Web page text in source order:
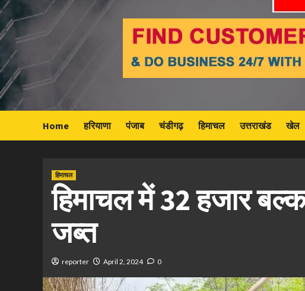
Home हरियाणा पंजाब चंडीगढ़ हिमाचल उत्तराखंड खेल
हिमाचल
हिमाचल में 32 हजार
जब्त
reporter April 2, 2024 0